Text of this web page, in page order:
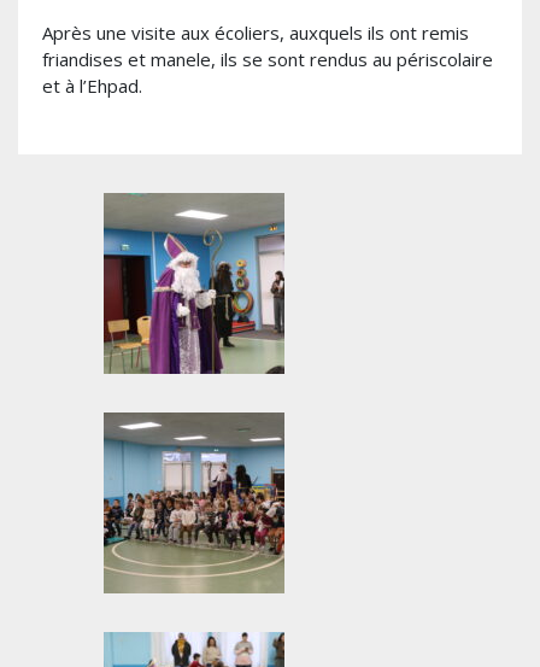
Après une visite aux écoliers, auxquels ils ont remis
friandises et manele, ils se sont rendus au périscolaire
et à l’Ehpad.